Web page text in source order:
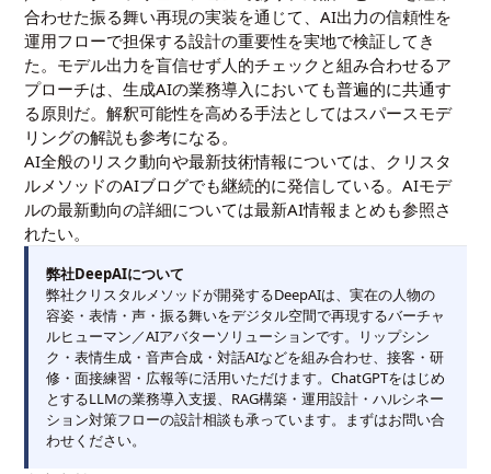
合わせた振る舞い再現の実装を通じて、AI出力の信頼性を
運用フローで担保する設計の重要性を実地で検証してき
た。モデル出力を盲信せず人的チェックと組み合わせるア
プローチは、生成AIの業務導入においても普遍的に共通す
る原則だ。解釈可能性を高める手法としてはスパースモデ
リングの解説も参考になる。
AI全般のリスク動向や最新技術情報については、 クリスタ
ルメソッドのAIブログでも継続的に発信している。AIモデ
ルの最新動向の詳細については最新AI情報まとめも参照さ
れたい。
弊社DeepAIについて
弊社クリスタルメソッドが開発するDeepAIは、実在の人物の
容姿・表情・声・振る舞いをデジタル空間で再現するバーチャ
ルヒューマン／AIアバターソリューションです。リップシン
ク・表情生成・音声合成・対話AIなどを組み合わせ、接客・研
修・面接練習・広報等に活用いただけます。ChatGPTをはじめ
とするLLMの業務導入支援、RAG構築・運用設計・ハルシネー
ション対策フローの設計相談も承っています。まずはお問い合
わせください。